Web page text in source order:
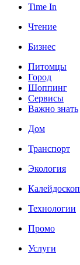
Time In
Чтение
Бизнес
Питомцы
Город
Шоппинг
Сервисы
Важно знать
Дом
Транспорт
Экология
Калейдоскоп
Технологии
Промо
Услуги